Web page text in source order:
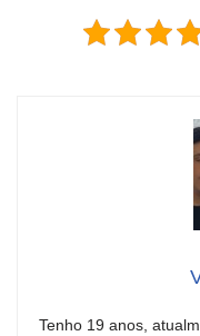
Tenho 19 anos,